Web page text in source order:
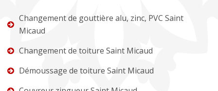
Changement de gouttière alu, zinc, PVC Saint
Micaud
Changement de toiture Saint Micaud
Démoussage de toiture Saint Micaud